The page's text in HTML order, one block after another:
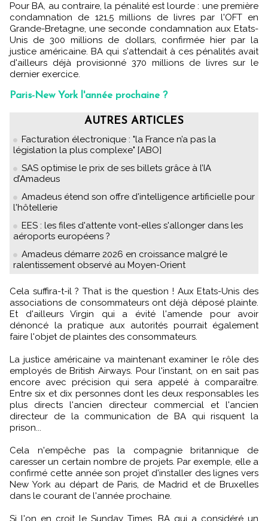
Pour BA, au contraire, la pénalité est lourde : une première
condamnation de 121,5 millions de livres par l'OFT en
Grande-Bretagne, une seconde condamnation aux Etats-
Unis de 300 millions de dollars, confirmée hier par la
justice américaine. BA qui s'attendait à ces pénalités avait
d'ailleurs déjà provisionné 370 millions de livres sur le
dernier exercice.
Paris-New York l'année prochaine ?
AUTRES ARTICLES
Facturation électronique : "la France n’a pas la
législation la plus complexe" [ABO]
SAS optimise le prix de ses billets grâce à l’IA
d’Amadeus
Amadeus étend son offre d'intelligence artificielle pour
l'hôtellerie
EES : les files d'attente vont-elles s'allonger dans les
aéroports européens ?
Amadeus démarre 2026 en croissance malgré le
ralentissement observé au Moyen-Orient
Cela suffira-t-il ? That is the question ! Aux Etats-Unis des
associations de consommateurs ont déjà déposé plainte.
Et d'ailleurs Virgin qui a évité l'amende pour avoir
dénoncé la pratique aux autorités pourrait également
faire l'objet de plaintes des consommateurs.
La justice américaine va maintenant examiner le rôle des
employés de British Airways. Pour l'instant, on en sait pas
encore avec précision qui sera appelé à comparaître.
Entre six et dix personnes dont les deux responsables les
plus directs l'ancien directeur commercial et l'ancien
directeur de la communication de BA qui risquent la
prison...
Cela n'empêche pas la compagnie britannique de
caresser un certain nombre de projets. Par exemple, elle a
confirmé cette année son projet d'installer des lignes vers
New York au départ de Paris, de Madrid et de Bruxelles
dans le courant de l'année prochaine.
Si l'on en croit le Sunday Times, BA qui a considéré un